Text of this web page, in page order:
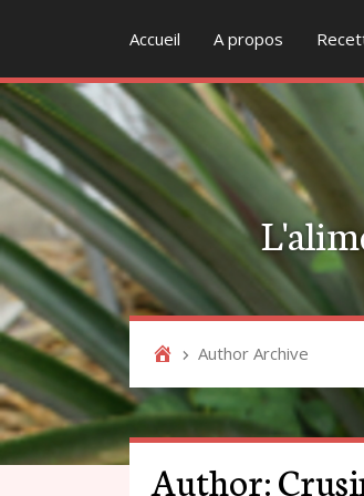
Accueil A propos
Author Archive
Author: